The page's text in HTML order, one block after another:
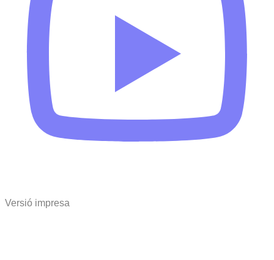
Versió impresa